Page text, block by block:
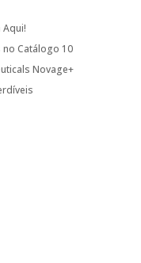
Aqui!
Catálogo 10
Novage+